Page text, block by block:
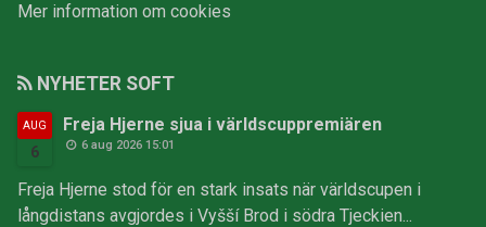
Mer information om cookies
NYHETER SOFT
AUG
6
Freja Hjerne sjua i världscuppremiären
6 aug 2026 15:01
Freja Hjerne stod för en stark insats när världscupen i
långdistans avgjordes i Vyšší Brod i södra Tjeckien...